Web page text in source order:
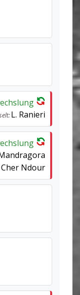
L. Ranieri
Cher Ndour